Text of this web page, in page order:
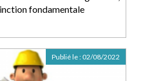
fondamentale
Publié le : 02/08/2022